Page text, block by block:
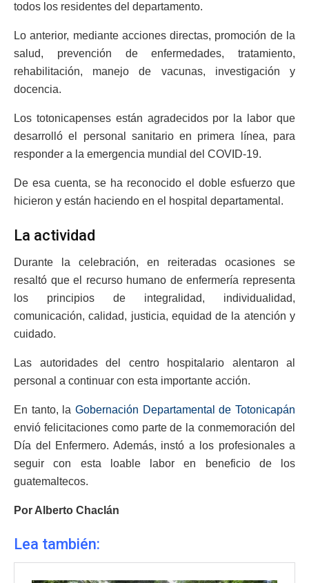
todos los residentes del departamento.
Lo anterior, mediante acciones directas, promoción de la
salud, prevención de enfermedades, tratamiento,
rehabilitación, manejo de vacunas, investigación y
docencia.
Los totonicapenses están agradecidos por la labor que
desarrolló el personal sanitario en primera línea, para
responder a la emergencia mundial del COVID-19.
De esa cuenta, se ha reconocido el doble esfuerzo que
hicieron y están haciendo en el hospital departamental.
La actividad
Durante la celebración, en reiteradas ocasiones se
resaltó que el recurso humano de enfermería representa
los principios de integralidad, individualidad,
comunicación, calidad, justicia, equidad de la atención y
cuidado.
Las autoridades del centro hospitalario alentaron al
personal a continuar con esta importante acción.
En tanto, la Gobernación Departamental de Totonicapán
envió felicitaciones como parte de la conmemoración del
Día del Enfermero. Además, instó a los profesionales a
seguir con esta loable labor en beneficio de los
guatemaltecos.
Por Alberto Chaclán
Lea también: